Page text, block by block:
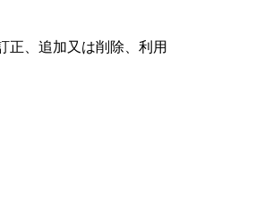
正、追加又は削除、利用